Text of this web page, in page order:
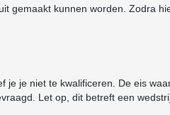
gemaakt kunnen worden. Zodra
je je niet te kwalificeren. De eis
Let op, dit betreft een